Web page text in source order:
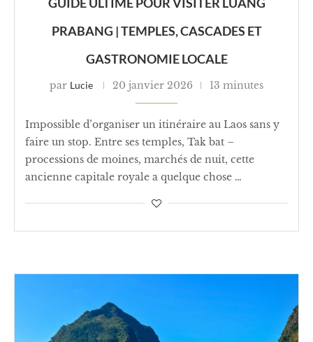
PRABANG | TEMPLES, CASCADES ET
GASTRONOMIE LOCALE
par Lucie 20 janvier 2026 13 minutes
Impossible d’organiser un itinéraire au Laos sans y
faire un stop. Entre ses temples, Tak bat –
processions de moines, marchés de nuit, cette
ancienne capitale royale a quelque chose …